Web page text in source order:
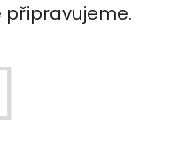
připravujeme.